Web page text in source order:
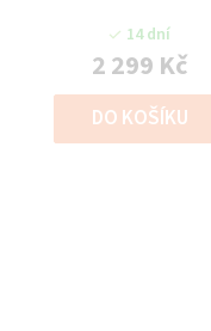
14 dní
2 299 Kč
DO KOŠÍKU